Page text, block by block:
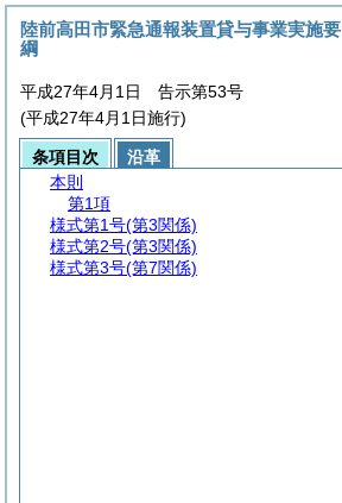
陸前高田市緊急通報装置貸与事業実施要
綱
平成27年4月1日 告示第53号
(平成27年4月1日施行)
条項目次
沿革
本則
第1項
様式第1号(第3関係)
様式第2号(第3関係)
様式第3号(第7関係)